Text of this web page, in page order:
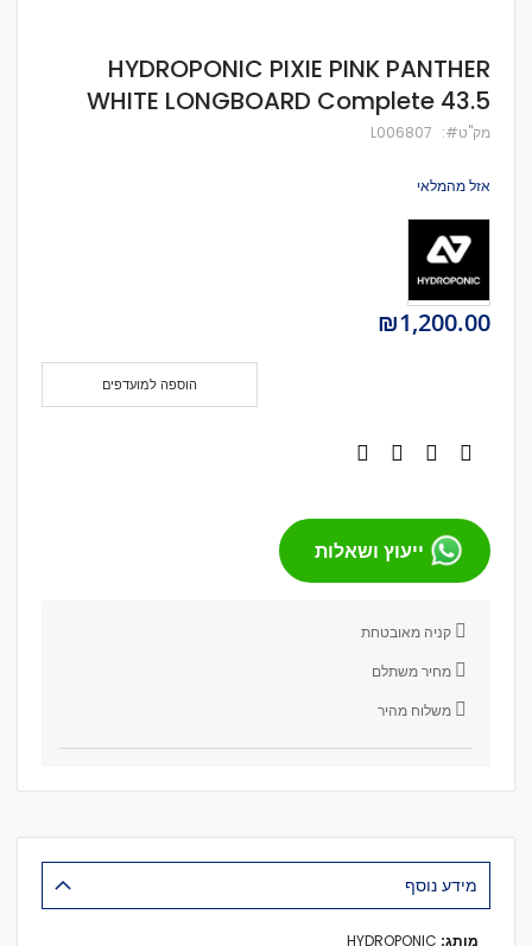
לדלג
להתחלה
של
תמונות
HYDROPONIC PIXIE PINK PANTHER
WHITE LONGBOARD Complete 43.5
מק''ט L006807
אזל מהמלאי
₪1,200.00
הוספה למועדפים
ייעוץ ושאלות
קניה מאובטחת
מחיר משתלם
משלוח מהיר
מידע נוסף
מידע